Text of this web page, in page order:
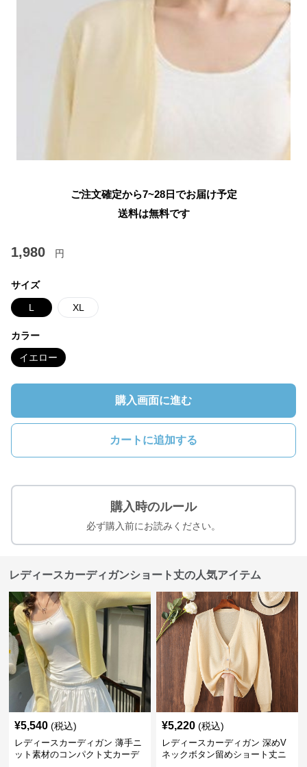
ご注文確定から7~28日でお届け予定
送料は無料です
1,980 円
サイズ
L XL
カラー
イエロー
購入画面に進む
カートに追加する
購入時のルール
必ず購入前にお読みください。
レディースカーディガンショート丈の人気アイテム
¥5,540 (税込)
レディースカーディガン 薄手ニ
ット素材のコンパクト丈カーデ
¥5,220 (税込)
レディースカーディガン 深めV
ネックボタン留めショート丈ニ